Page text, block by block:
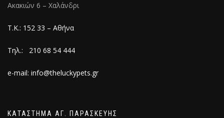
Ακακιών 6 – Χαλάνδρι
Τ.Κ.: 152 33 – Αθήνα
Τηλ.: 210 68 54 444
e-mail: info@theluckypets.gr
ΚΑΤΑΣΤΗΜΑ ΑΓ. ΠΑΡΑΣΚΕΥΗΣ